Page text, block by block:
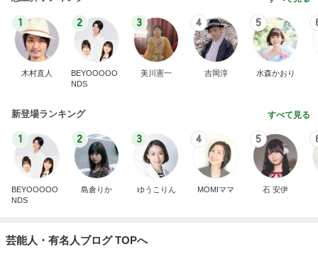
1
木村直人
2
BEYOOOOO
NDS
3
美川憲一
4
吉岡淳
5
水森かおり
新登場ランキング すべて見る
1
BEYOOOOO
NDS
2
島倉りか
3
ゆうこりん
4
MOMIママ
5
石 安伊
芸能人・有名人ブログ TOPへ